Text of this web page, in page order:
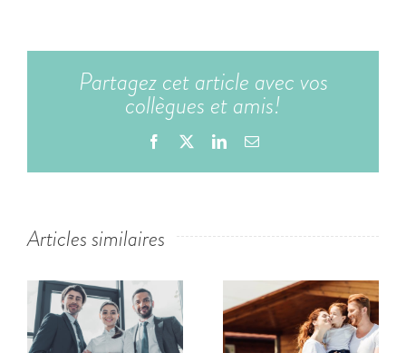
Partagez cet article avec vos
collègues et amis!
Facebook LinkedInEmail
Articles similaires